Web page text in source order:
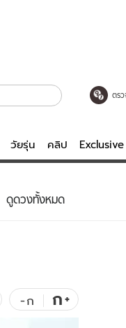
ตรว
วัยรุ่น คลิป
คลิป
พอดแคสต์
ดูดวงทั้งหมด
-ก ก+